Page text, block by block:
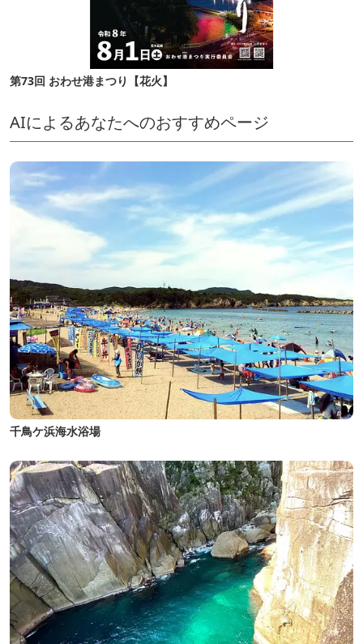
第73回 おわせ港まつり【花火】
AIによるあなたへのおすすめページ
千鳥ケ浜海水浴場